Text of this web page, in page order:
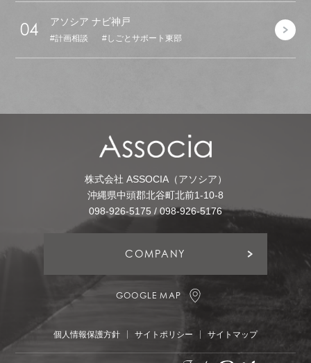
04 アソシア ナビ神戸
計画相談 しごとサポート東部
株式会社 ASSOCIA（アソシア）
沖縄県中頭郡北谷町北前1-10-8
098-926-5175 / 098-926-5176
COMPANY
GOOGLE MAP
個人情報保護方針 サイトポリシー サイトマップ